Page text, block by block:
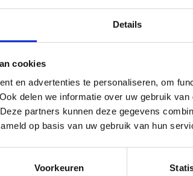
Details
cookies
en advertenties te personaliseren, om
delen we informatie over uw gebruik
partners kunnen deze gegevens
op basis van uw gebruik van hun
Voorkeuren
al bij Sport Vlaanderen op sportklassen